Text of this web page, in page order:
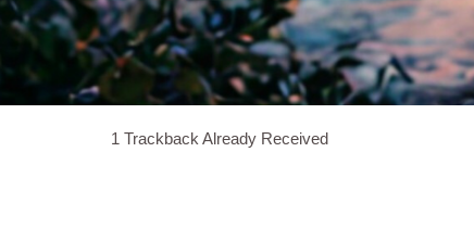
1 Trackback Already Received